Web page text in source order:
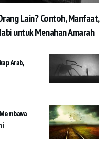
Lain? Contoh, Manfaat,
untuk Menahan Amarah
Arab,